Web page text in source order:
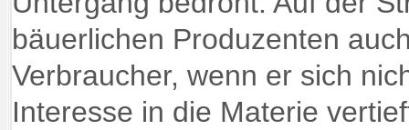
bäuerlichen Produzenten
Verbraucher, wenn er sich
Interesse in die Materie